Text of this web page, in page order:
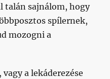
talán sajnálom, hogy
spílernek,
mozogni a
a lekáderezése